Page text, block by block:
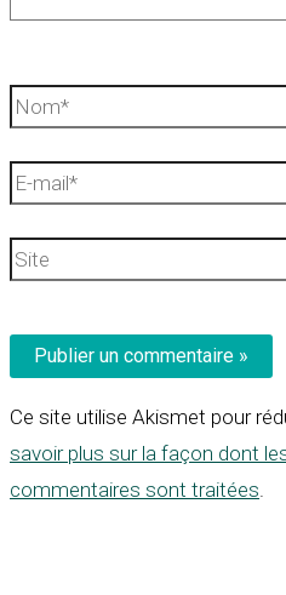
Nom*
E-
Site
Ce site utilise Akismet pour
savoir plus sur la façon dont
commentaires sont traitées